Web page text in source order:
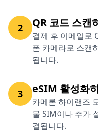
2 QR 코드 스캔
결제 후 이메일로
폰 카메라로 스캔
됩니다.
3 eSIM 활성화
카메론 하이랜즈
물 SIM이나 추가
결됩니다.